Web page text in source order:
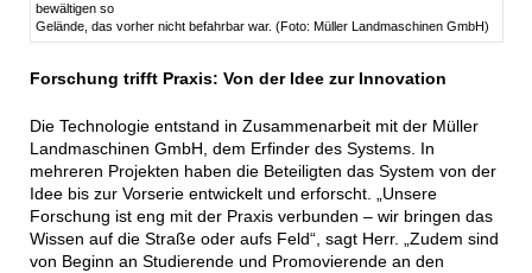
bewältigen so
Gelände, das vorher nicht befahrbar war. (Foto: Müller Landmaschinen GmbH)
Forschung trifft Praxis: Von der Idee zur Innovation
Die Technologie entstand in Zusammenarbeit mit der Müller
Landmaschinen GmbH, dem Erfinder des Systems. In
mehreren Projekten haben die Beteiligten das System von der
Idee bis zur Vorserie entwickelt und erforscht. „Unsere
Forschung ist eng mit der Praxis verbunden – wir bringen das
Wissen auf die Straße oder aufs Feld“, sagt Herr. „Zudem sind
von Beginn an Studierende und Promovierende an den